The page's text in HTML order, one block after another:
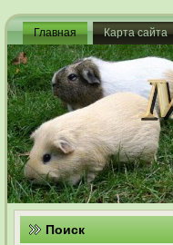
Главная Карта сайта
Поиск